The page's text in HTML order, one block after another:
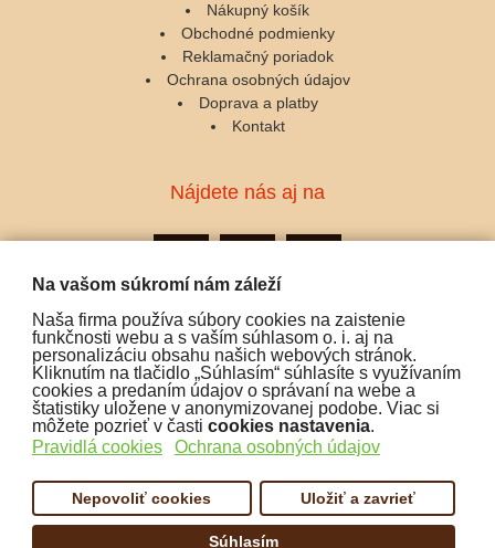
Na vašom súkromí nám záleží
Naša firma používa súbory cookies na zaistenie
funkčnosti webu a s vaším súhlasom o. i. aj na
personalizáciu obsahu našich webových stránok.
Kliknutím na tlačidlo „Súhlasím“ súhlasíte s využívaním
cookies a predaním údajov o správaní na webe a
štatistiky uložene v anonymizovanej podobe. Viac si
môžete pozrieť v časti cookies nastavenia.
Pravidlá cookies
Ochrana osobných údajov
Nepovoliť cookies Uložiť a zavrieť
Súhlasím
Nákupný košík
Obchodné podmienky
Reklamačný poriadok
Ochrana osobných údajov
Doprava a platby
Kontakt
Nájdete nás aj na
Podporujeme platby: